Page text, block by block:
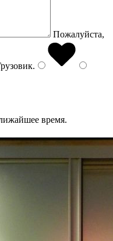
Пожалуйста,
.
время.